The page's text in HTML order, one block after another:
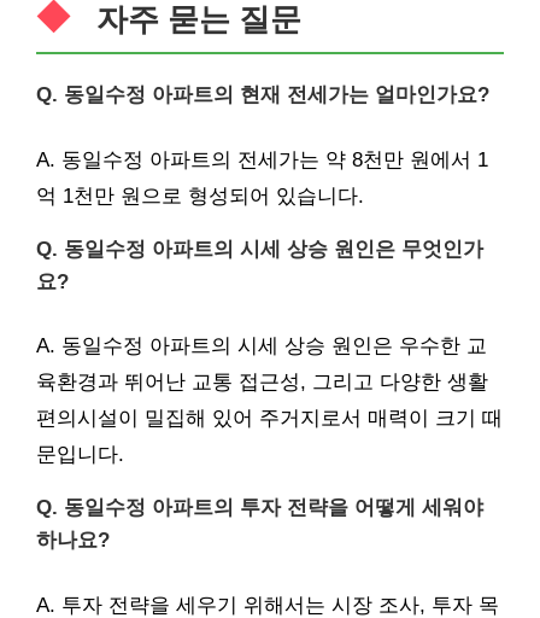
자주 묻는 질문
Q. 동일수정 아파트의 현재 전세가는 얼마인가요?
A. 동일수정 아파트의 전세가는 약 8천만 원에서 1
억 1천만 원으로 형성되어 있습니다.
Q. 동일수정 아파트의 시세 상승 원인은 무엇인가
요?
A. 동일수정 아파트의 시세 상승 원인은 우수한 교
육환경과 뛰어난 교통 접근성, 그리고 다양한 생활
편의시설이 밀집해 있어 주거지로서 매력이 크기 때
문입니다.
Q. 동일수정 아파트의 투자 전략을 어떻게 세워야
하나요?
A. 투자 전략을 세우기 위해서는 시장 조사, 투자 목